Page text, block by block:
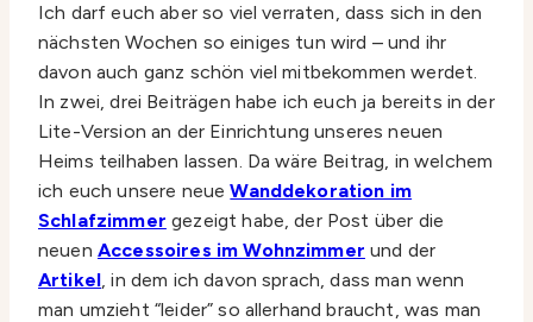
Ich darf euch aber so viel verraten, dass sich in den
nächsten Wochen so einiges tun wird – und ihr
davon auch ganz schön viel mitbekommen werdet.
In zwei, drei Beiträgen habe ich euch ja bereits in der
Lite-Version an der Einrichtung unseres neuen
Heims teilhaben lassen. Da wäre Beitrag, in welchem
ich euch unsere neueWanddekoration im
Schlafzimmer gezeigt habe, der Post über die
neuen Accessoires im Wohnzimmer und der
Artikel, in dem ich davon sprach, dass man wenn
man umzieht “leider” so allerhand braucht, was man